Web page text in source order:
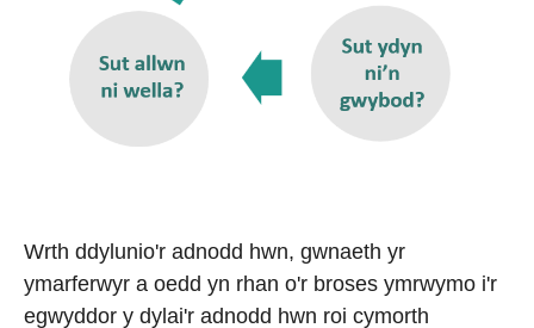
Wrth ddylunio'r adnodd hwn, gwnaeth yr
ymarferwyr a oedd yn rhan o'r broses ymrwymo i'r
egwyddor y dylai'r adnodd hwn roi cymorth